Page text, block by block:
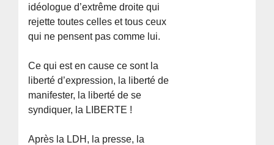
idéologue d’extrême droite qui
rejette toutes celles et tous ceux
qui ne pensent pas comme lui.
Ce qui est en cause ce sont la
liberté d’expression, la liberté de
manifester, la liberté de se
syndiquer, la LIBERTE !
Après la LDH, la presse, la